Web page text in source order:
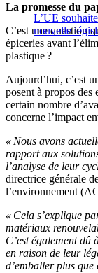
L’UE
nouvelle
La promesse du
C’est une question
épiceries avant
plastique ?
Aujourd’hui, c’est
posent à propos des
certain nombre
concerne l’impact
« Nous avons
rapport aux
l’analyse de leur
directrice générale
l’environnement
« Cela s’explique
matériaux
C’est également dû
en raison de leur
d’emballer plus que